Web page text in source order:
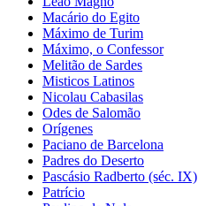
Macário do Egito
Máximo de Turim
Máximo, o Confessor
Melitão de Sardes
Misticos Latinos
Nicolau Cabasilas
Odes de Salomão
Orígenes
Paciano de Barcelona
Padres do Deserto
Pascásio Radberto (séc. IX)
Patrício